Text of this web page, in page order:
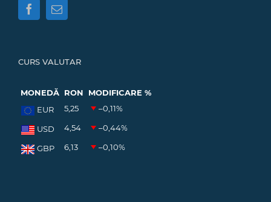
CURS VALUTAR
MONEDĂ RON
MODIFICARE %
EUR
5,25 –0,11%
USD 4,54 –0,44%
GBP 6,13 –0,10%